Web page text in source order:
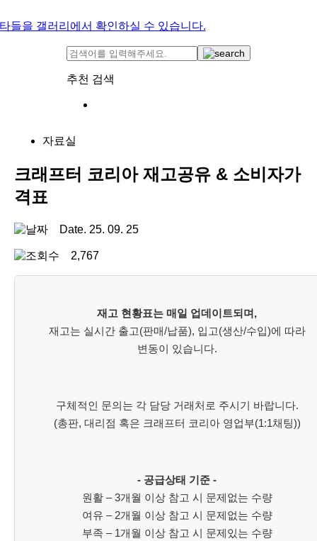
들을 갤러리에서 확인하실 수 있습니다.
추천 검색
자료실
크래프터 코리아 재고공유 & 소비자가
격표
Date. 25. 09. 25
2,767
재고 현황표는 매일 업데이트되며,
재고는 실시간 출고(판매/납품), 입고(생산/수입)에 따라
변동이 있습니다.
구체적인 문의는 각 담당 거래처로 주시기 바랍니다.
(총판, 대리점 혹은 크래프터 코리아 영업부(1:1채팅))
- 공급상태 기준 -
원활 – 3개월 이상 참고 시 문제없는 수량
여유 – 2개월 이상 참고 시 문제없는 수량
부족 – 1개월 이상 참고 시 문제있는 수량